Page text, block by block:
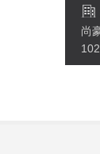
尚